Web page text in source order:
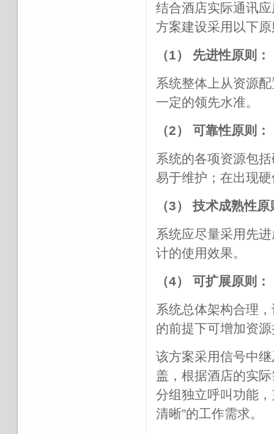
结合酒店实际通讯
方案建设采用以下
（1） 先进性原则：
系统整体上从资源
一定的领先水准。
（2） 可靠性原则：
系统的各项资源包
易于维护；在出现
（3） 技术成熟性原
系统应尽量采用先
计的使用效果。
（4） 可扩展原则：
系统总体架构合理
的前提下可增加资
该方案采用信号中
盖，根据酒店的实
分组独立呼叫功能
清晰”的工作需求。